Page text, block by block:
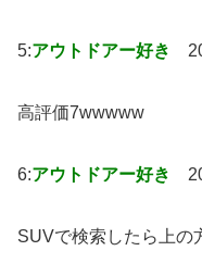
5:アウトドアー好き
高評価7wwwww
6:アウトドアー好き
SUVで検索したら上の